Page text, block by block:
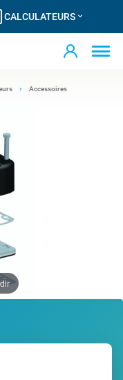
CALCULATEURS
Accessoires